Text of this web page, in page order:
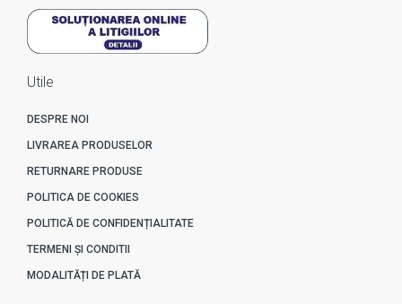
Utile
DESPRE NOI
LIVRAREA PRODUSELOR
RETURNARE PRODUSE
POLITICA DE COOKIES
POLITICĂ DE CONFIDENȚIALITATE
TERMENI ȘI CONDITII
MODALITĂȚI DE PLATĂ